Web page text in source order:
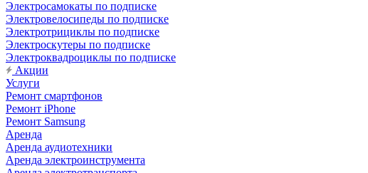
Электросамокаты по подписке
Электровелосипеды по подписке
Электротрициклы по подписке
Электроскутеры по подписке
Электроквадроциклы по подписке
Акции
Услуги
Ремонт смартфонов
Ремонт iPhone
Ремонт Samsung
Аренда
Аренда аудиотехники
Аренда электроинструмента